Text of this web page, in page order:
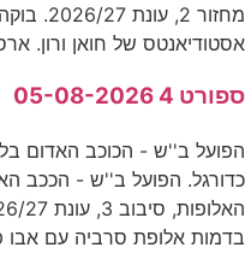
מחזור
אסטודיאנטס של חואן ורון.
ספורט 4 05-08-2026
כדורגל. הפועל ב''ש - הככב
בדמות אלופת סרביה עם אבו